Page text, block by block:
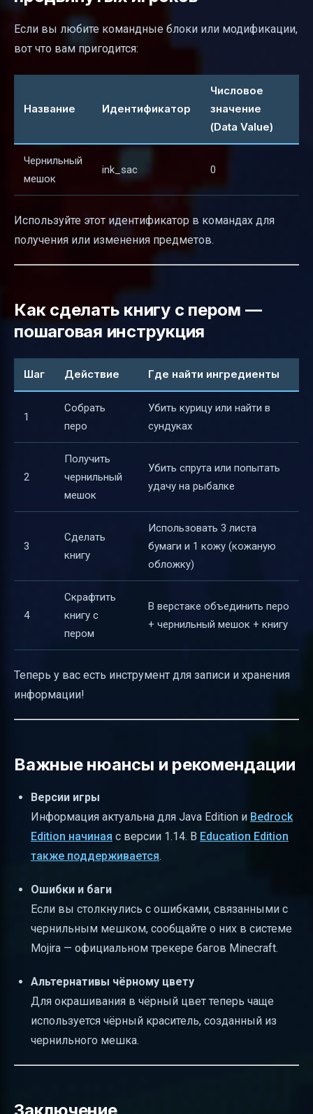
Если вы любите командные блоки или модификации,
вот что вам пригодится:
Название Идентификатор
Числовое
значение
(Data Value)
Чернильный
мешок
ink_sac 0
Используйте этот идентификатор в командах для
получения или изменения предметов.
Как сделать книгу с пером —
пошаговая инструкция
Шаг Действие Где найти ингредиенты
1
Собрать
перо
Убить курицу или найти в
сундуках
2
Получить
чернильный
мешок
Убить спрута или попытать
удачу на рыбалке
3
Сделать
книгу
Использовать 3 листа
бумаги и 1 кожу (кожаную
обложку)
4
Скрафтить
книгу с
пером
В верстаке объединить перо
+ чернильный мешок + книгу
Теперь у вас есть инструмент для записи и хранения
информации!
Важные нюансы и рекомендации
Версии игры
Информация актуальна для Java Edition и Bedrock
Edition начиная с версии 1.14. В Education Edition
также поддерживается.
Ошибки и баги
Если вы столкнулись с ошибками, связанными с
чернильным мешком, сообщайте о них в системе
Mojira — официальном трекере багов Minecraft.
Альтернативы чёрному цвету
Для окрашивания в чёрный цвет теперь чаще
используется чёрный краситель, созданный из
чернильного мешка.